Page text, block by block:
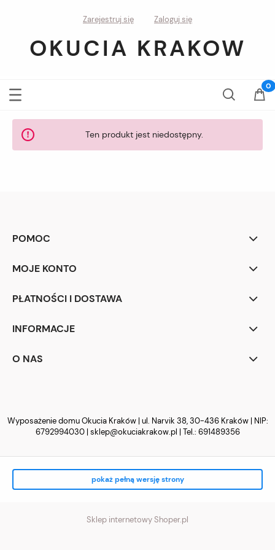
Zarejestruj się Zaloguj się
OKUCIA KRAKOW
Ten produkt jest niedostępny.
POMOC
MOJE KONTO
PŁATNOŚCI I DOSTAWA
INFORMACJE
O NAS
Wyposażenie domu Okucia Kraków | ul. Narvik 38, 30-436 Kraków | NIP:
6792994030 | sklep@okuciakrakow.pl | Tel.: 691489356
pokaż pełną wersję strony
Sklep internetowy Shoper.pl